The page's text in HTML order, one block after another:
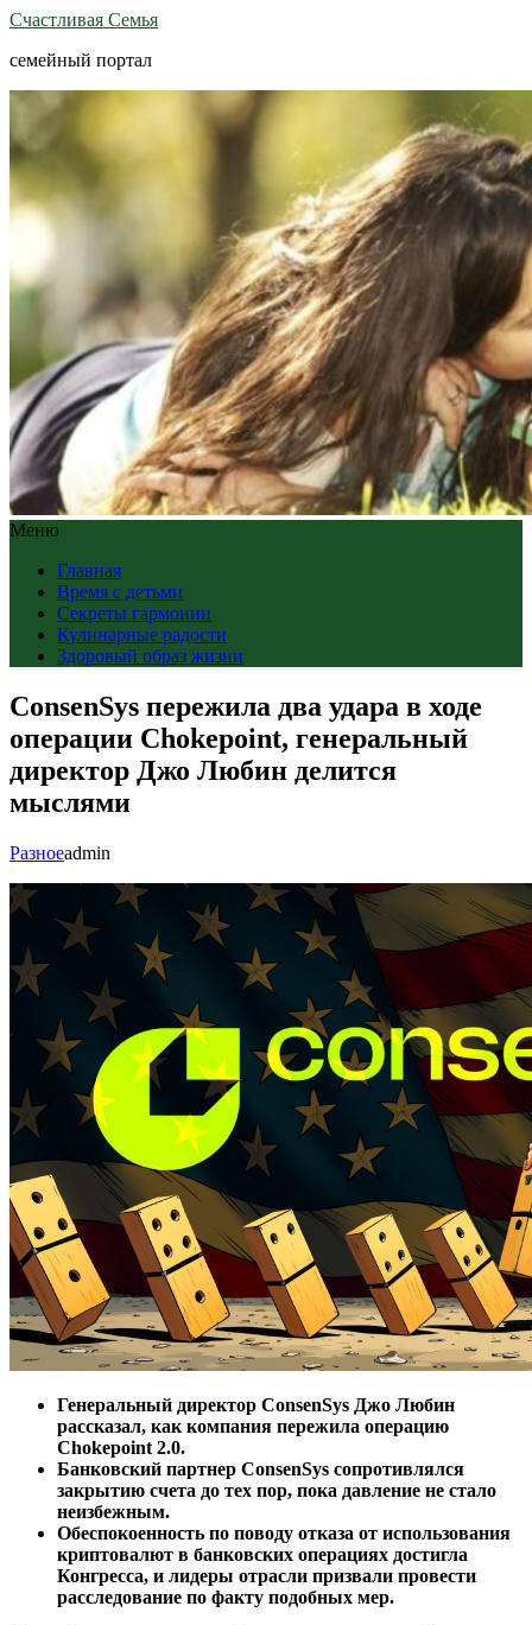
Счастливая Семья
семейный портал
Меню
Главная
Время с детьми
Секреты гармонии
Кулинарные радости
Здоровый образ жизни
ConsenSys пережила два удара в ходе
операции Chokepoint, генеральный
директор Джо Любин делится
мыслями
Разноеadmin
Генеральный директор ConsenSys Джо Любин
рассказал, как компания пережила операцию
Chokepoint 2.0.
Банковский партнер ConsenSys сопротивлялся
закрытию счета до тех пор, пока давление не стало
неизбежным.
Обеспокоенность по поводу отказа от использования
криптовалют в банковских операциях достигла
Конгресса, и лидеры отрасли призвали провести
расследование по факту подобных мер.